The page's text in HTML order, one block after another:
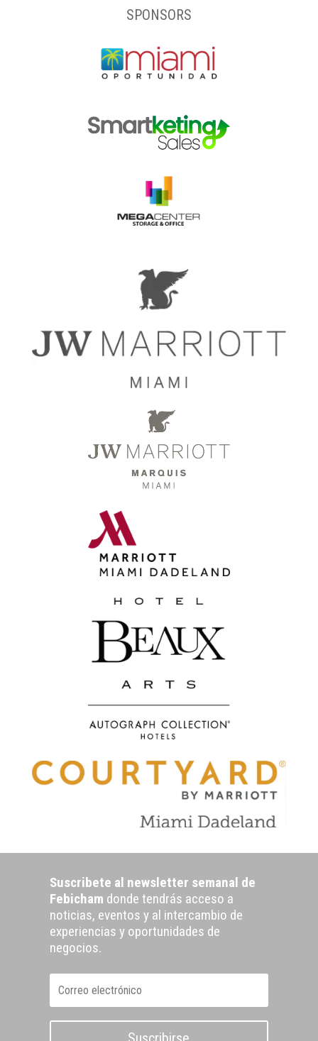
SPONSORS
Suscribete al newsletter semanal de
Febicham donde tendrás acceso a
noticias, eventos y al intercambio de
experiencias y oportunidades de
negocios.